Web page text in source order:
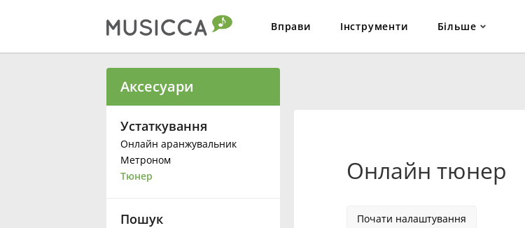
Вправи Інструменти Більше
Dansk
Aксесуари
Устаткування
Онлайн аранжувальник
Метроном
Тюнер
Пошук
Онлайн тюнер
Почати налаштування